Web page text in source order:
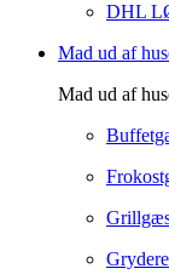
DHL
Mad ud af
Mad ud af